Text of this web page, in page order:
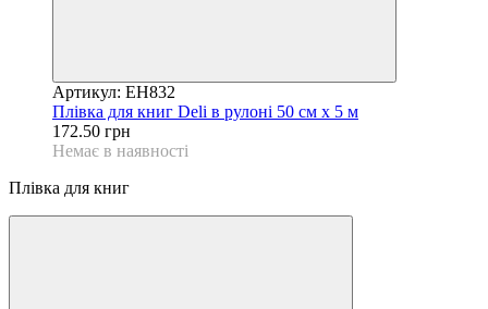
Артикул: EH832
Плівка для книг Deli в рулонi 50 см х 5 м
172.50 грн
Немає в наявності
Плівка для книг